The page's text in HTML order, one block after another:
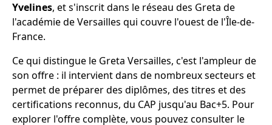
Yvelines, et s'inscrit dans le réseau des Greta de
l'académie de Versailles qui couvre l'ouest de l'Île-de-
France.
Ce qui distingue le Greta Versailles, c'est l'ampleur de
son offre : il intervient dans de nombreux secteurs et
permet de préparer des diplômes, des titres et des
certifications reconnus, du CAP jusqu'au Bac+5. Pour
explorer l'offre complète, vous pouvez consulter le